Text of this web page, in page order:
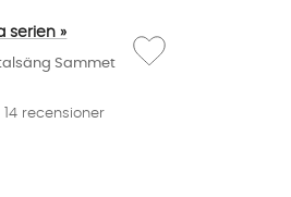
Sammet
serien » Lägg till i önskelista:
14 recensioner